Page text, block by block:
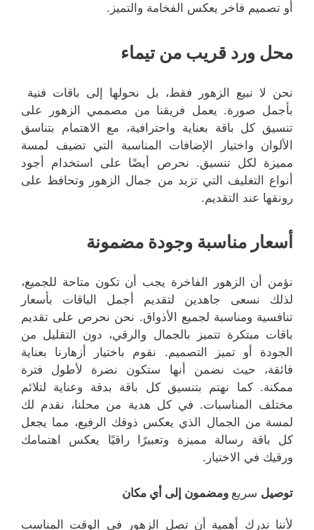
أو تصميم فاخر يعكس الفخامة والتميز.
محل ورد قريب من تيماء
نحن لا نبيع الزهور فقط، بل نحولها إلى باقات فنية
بأجمل صورة. يعمل فريقنا من مصممي الزهور على
تنسيق كل باقة بعناية واحترافية، مع الاهتمام بتناسق
الألوان واختيار الإضافات المناسبة التي تضيف لمسة
مميزة لكل تنسيق. نحرص أيضًا على استخدام أجود
أنواع التغليف التي تزيد من جمال الزهور وتحافظ على
رونقها عند التقديم.
أسعار مناسبة وجودة مضمونة
نؤمن أن الزهور الفاخرة يجب أن تكون متاحة للجميع،
لذلك نسعى جاهدين لتقديم أجمل الباقات بأسعار
تنافسية ومناسبة لجميع الأذواق. نحن نحرص على تقديم
باقات مبتكرة تتميز بالجمال والرقي، دون التقليل من
الجودة أو تميز التصميم. نقوم باختيار أزهارنا بعناية
فائقة، حيث نضمن أنها ستكون نضرة لأطول فترة
ممكنة. كما نهتم بتنسيق كل باقة بدقة وعناية لتلائم
مختلف المناسبات. في كل هدية من محلنا، نقدم لك
لمسة من الجمال الذي يعكس ذوقك الرفيع، مما يجعل
كل باقة رسالة مميزة وتعبيرًا راقيًا يعكس اهتمامك
ورقيك في الاختيار.
توصيل سريع ومضمون إلى أي مكان
لأننا ندرك أهمية أن تصل الزهور في الوقت المناسب